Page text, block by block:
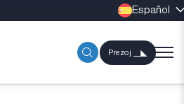
Español
Prezoj